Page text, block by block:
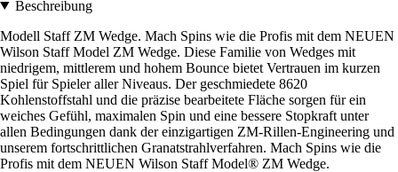
Beschreibung
Modell Staff ZM Wedge. Mach Spins wie die Profis mit dem NEUEN
Wilson Staff Model ZM Wedge. Diese Familie von Wedges mit
niedrigem, mittlerem und hohem Bounce bietet Vertrauen im kurzen
Spiel für Spieler aller Niveaus. Der geschmiedete 8620
Kohlenstoffstahl und die präzise bearbeitete Fläche sorgen für ein
weiches Gefühl, maximalen Spin und eine bessere Stopkraft unter
allen Bedingungen dank der einzigartigen ZM-Rillen-Engineering und
unserem fortschrittlichen Granatstrahlverfahren. Mach Spins wie die
Profis mit dem NEUEN Wilson Staff Model® ZM Wedge.